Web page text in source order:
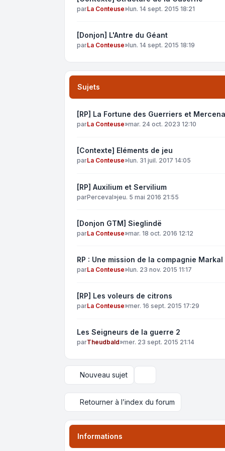
parLa Conteuse»lun. 14 sept. 2015 18:21
[Donjon] L'Antre du Géant
parLa Conteuse»lun. 14 sept. 2015 18:19
Sujets
[RP] La Fortune des Guerriers et
parLa Conteuse»mar. 24 oct. 2023 12:10
[Contexte] Eléments de jeu
parLa Conteuse»lun. 31 juil. 2017 14:05
[RP] Auxilium et Servilium
parPerceval»jeu. 5 mai 2016 21:55
[Donjon GTM] Sieglindë
parLa Conteuse»mar. 18 oct. 2016 12:12
RP : Une mission de la compagnie Markal
parLa Conteuse»lun. 23 nov. 2015 11:17
[RP] Les voleurs de citrons
parLa Conteuse»mer. 16 sept. 2015 17:29
Les Seigneurs de la guerre 2
parTheudbald»mer. 23 sept. 2015 21:14
Nouveau sujet
Retourner à l’index du forum
Informations